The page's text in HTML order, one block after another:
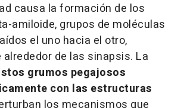
causa la formación de los
amiloide, grupos de moléculas
el uno hacia el otro,
de las sinapsis. La
stos grumos pegajosos
con las estructuras
los mecanismos que